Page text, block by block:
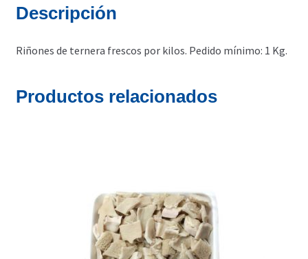
Descripción
Riñones de ternera frescos por kilos. Pedido mínimo: 1 Kg.
Productos relacionados